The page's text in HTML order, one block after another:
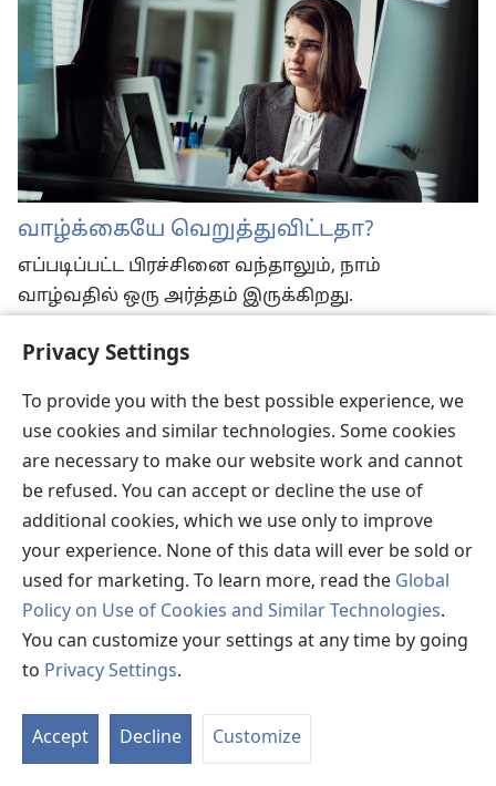
Privacy Settings
To provide you with the best possible experience, we
use cookies and similar technologies. Some cookies
are necessary to make our website work and cannot
be refused. You can accept or decline the use of
additional cookies, which we use only to improve
your experience. None of this data will ever be sold or
used for marketing. To learn more, read the Global
Policy on Use of Cookies and Similar Technologies.
You can customize your settings at any time by going
to Privacy Settings.
Accept Decline Customize
வாழ்க்கையே வெறுத்துவிட்டதா?
எப்படிப்பட்ட பிரச்சினை வந்தாலும், நாம்
வாழ்வதில் ஒரு அர்த்தம் இருக்கிறது.
டீனேஜ் பிள்ளைகளுக்கு மனச்சோர்வா?
மனச்சோர்வுக்கான அறிகுறிகளையும்
காரணங்களையும் புரிந்துகொள்ளுங்கள்.
என்று தெரிந்துகொள்ளுங்கள்.